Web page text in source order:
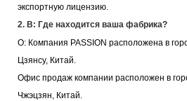
экспортную лицензию.
2. В: Где находится ваша фабрика?
О: Компания PASSION расположена в
Цзянсу, Китай.
Офис продаж компании расположен в
Чжэцзян, Китай.